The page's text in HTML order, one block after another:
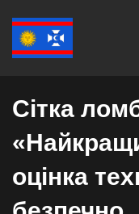
ЕКОНОМІКА
Сітка
оцінка